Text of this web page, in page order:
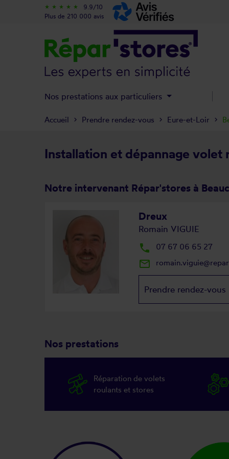
Installation et dépannage volet
Notre intervenant Répar'stores à
Dreux
Romain VIGUIE
local_phone 07 67 06 65 27
mail_outline
Prendre rendez-vous
Nos prestations
Réparation de volets
roulants et stores
Accueil Prendre rendez-vous Eure-et-Loir
star_rate star_rate star_rate star_rate star_rate
9.9/10
Plus de 210 000 avis
Nos prestations aux particuliers